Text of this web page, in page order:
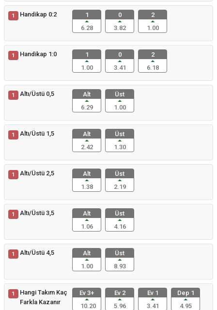
1 Handikap 0:2
1
6.28
0
3.82
2
1.00
1 Handikap 1:0
1
1.00
0
3.41
2
6.18
1 Altı/Üstü 0,5
Alt
6.29
Üst
1.00
1 Altı/Üstü 1,5
Alt
2.42
Üst
1.30
1 Altı/Üstü 2,5
Alt
1.38
Üst
2.19
1 Altı/Üstü 3,5
Alt
1.06
Üst
4.16
1 Altı/Üstü 4,5
Alt
1.00
Üst
8.93
1
Hangi Takım Kaç
Farkla Kazanır
Ev 3+
10.20
Ev 2
5.96
Ev 1
3.41
Dep 1
4.95